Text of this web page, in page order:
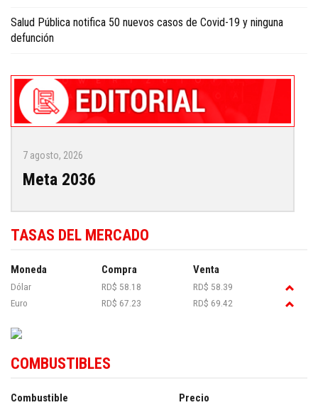
Salud Pública notifica 50 nuevos casos de Covid-19 y ninguna
defunción
7 agosto, 2026
Meta 2036
TASAS DEL MERCADO
Moneda Compra Venta
Dólar RD$ 58.18
RD$ 58.39
Euro
RD$ 67.23 RD$ 69.42
COMBUSTIBLES
Combustible Precio